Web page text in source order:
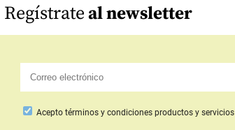
Regístrateal newsletter
Acepto términos y condiciones productos y servicios